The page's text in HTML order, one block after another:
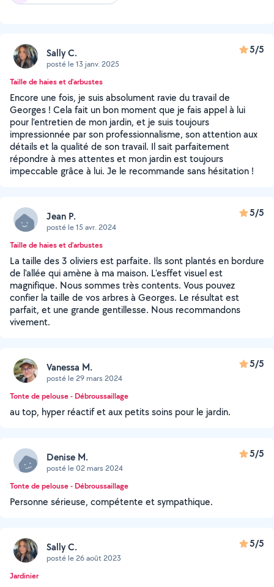
Sally C.
posté le 13 janv. 2025
5/5
Taille de haies et d'arbustes
Encore une fois, je suis absolument ravie du travail de
Georges ! Cela fait un bon moment que je fais appel à lui
pour l’entretien de mon jardin, et je suis toujours
impressionnée par son professionnalisme, son attention aux
détails et la qualité de son travail. Il sait parfaitement
répondre à mes attentes et mon jardin est toujours
impeccable grâce à lui. Je le recommande sans hésitation !
Jean P.
posté le 15 avr. 2024
5/5
Taille de haies et d'arbustes
La taille des 3 oliviers est parfaite. Ils sont plantés en bordure
de l'allée qui amène à ma maison. L'esffet visuel est
magnifique. Nous sommes très contents. Vous pouvez
confier la taille de vos arbres à Georges. Le résultat est
parfait, et une grande gentillesse. Nous recommandons
vivement.
Vanessa M.
posté le 29 mars 2024
5/5
Tonte de pelouse - Débroussaillage
au top, hyper réactif et aux petits soins pour le jardin.
Denise M.
posté le 02 mars 2024
5/5
Tonte de pelouse - Débroussaillage
Personne sérieuse, compétente et sympathique.
Sally C.
posté le 26 août 2023
5/5
Jardinier